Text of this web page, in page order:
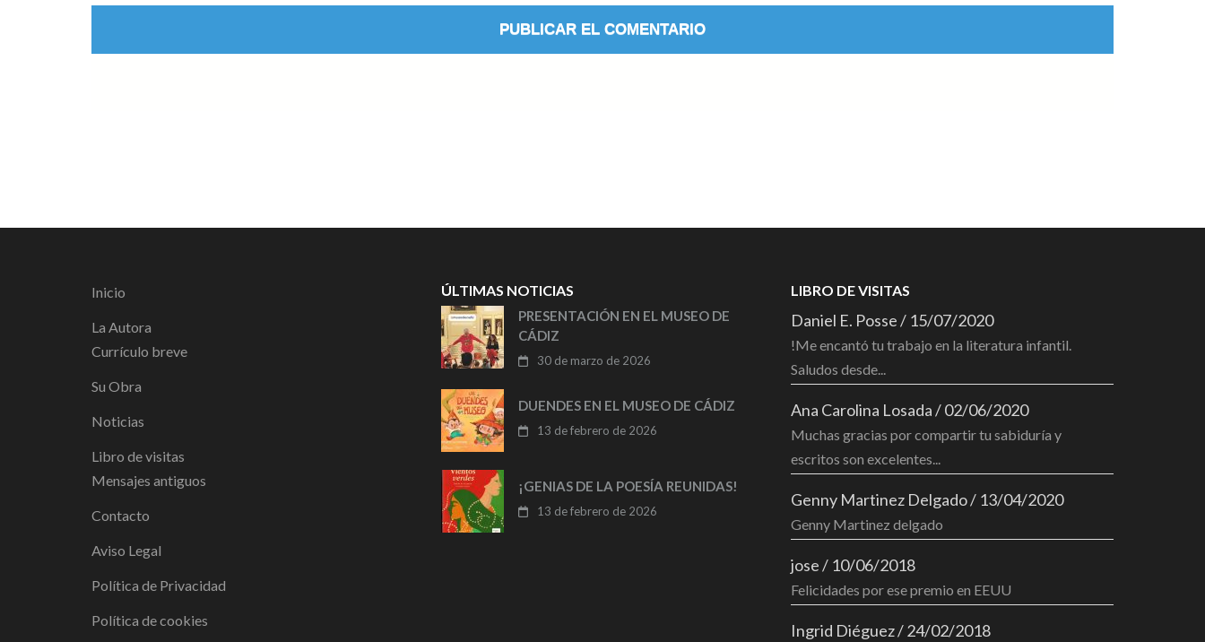
Inicio
La Autora
Currículo breve
Su Obra
Noticias
Libro de visitas
Mensajes antiguos
Contacto
Aviso Legal
Política de Privacidad
Política de cookies
ÚLTIMAS NOTICIAS
PRESENTACIÓN EN EL MUSEO DE
CÁDIZ
30 de marzo de 2026
DUENDES EN EL MUSEO DE CÁDIZ
13 de febrero de 2026
¡GENIAS DE LA POESÍA REUNIDAS!
13 de febrero de 2026
LIBRO DE VISITAS
Daniel E. Posse/ 15/07/2020
!Me encantó tu trabajo en la literatura infantil.
Saludos desde...
Ana Carolina Losada/02/06/2020
Muchas gracias por compartir tu sabiduría y
escritos son excelentes...
Genny Martinez Delgado/ 13/04/2020
Genny Martinez delgado
jose/ 10/06/2018
Felicidades por ese premio en EEUU
Ingrid Diéguez/24/02/2018